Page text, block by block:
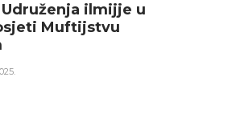
ilmijje u
Muftijstvu